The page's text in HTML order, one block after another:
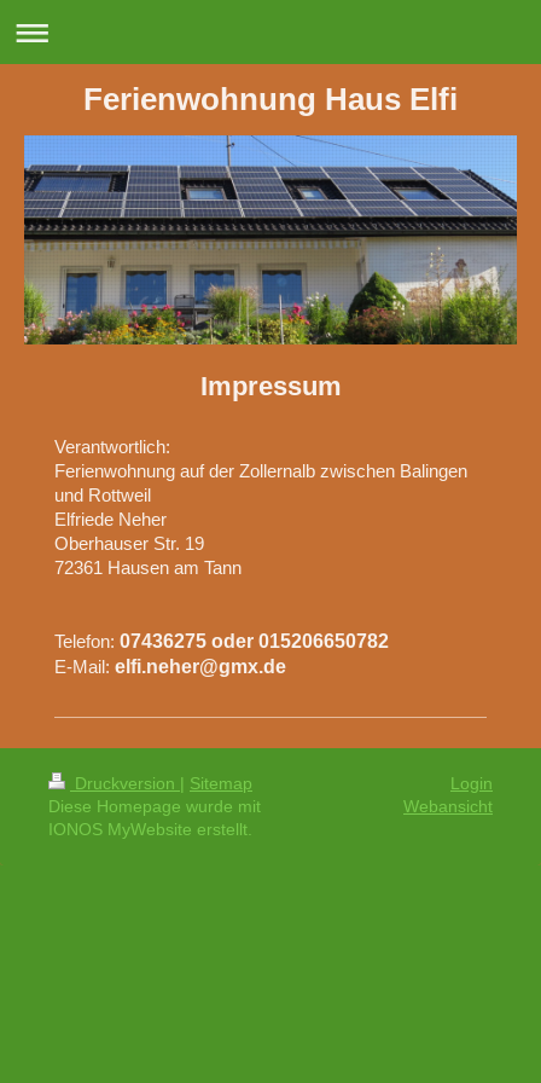
Ferienwohnung Haus Elfi
Impressum
Verantwortlich:
Ferienwohnung auf der Zollernalb zwischen Balingen
und Rottweil
Elfriede Neher
Oberhauser Str. 19
72361 Hausen am Tann
Telefon: 07436275 oder 015206650782
E-Mail: elfi.neher@gmx.de
Druckversion | Sitemap
Diese Homepage wurde mit
IONOS MyWebsite erstellt.
Login
Webansicht